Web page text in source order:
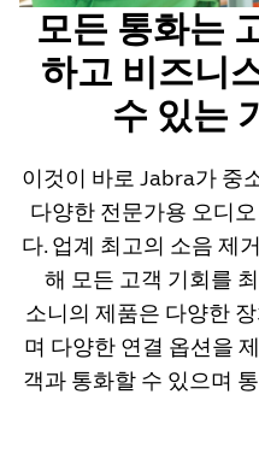
모든 통화는
하고 비즈니
수 있는
이것이 바로 Jabra가 중
다양한 전문가용 오디
다. 업계 최고의 소음 제
해 모든 고객 기회를
소니의 제품은 다양한
며 다양한 연결 옵션을
객과 통화할 수 있으며